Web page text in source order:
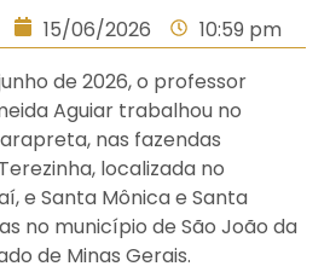
15/06/2026
10:59 pm
de 2026, o professor
Aguiar trabalhou no
nas fazendas
localizada no
e Santa Mônica e Santa
no município de São João da
de Minas Gerais.